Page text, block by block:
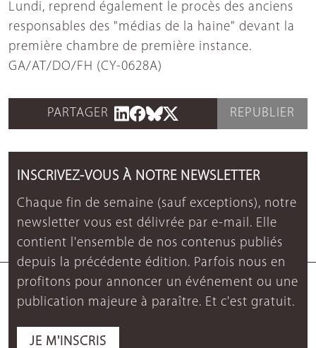
Lundi, reprend également le procès des anciens
responsables des "médias de la haine" devant la
première chambre de première instance.
GA/AT/DO/FH (CY-0628A)
PARTAGER REPUBLIER
INSCRIVEZ-VOUS À NOTRE NEWSLETTER
Chaque fin de semaine (sauf exceptions), notre
newsletter vous est délivrée par e-mail. Elle
contient l'ensemble de nos contenus publiés
depuis la précédente édition. Parfois nous en
profitons pour annoncer un événement ou une
publication majeure à paraître. Et c'est gratuit.
JE M'INSCRIS